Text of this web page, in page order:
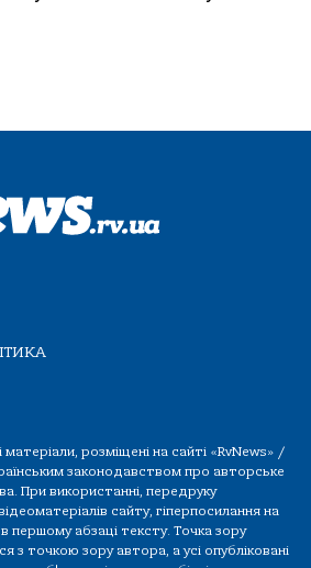
матеріали, розміщені на сайті «RvNews» /
законодавством про авторське
При використанні, передруку
сайту, гіперпосилання на
першому абзаці тексту. Точка зору
з точкою зору автора, а усі опубліковані